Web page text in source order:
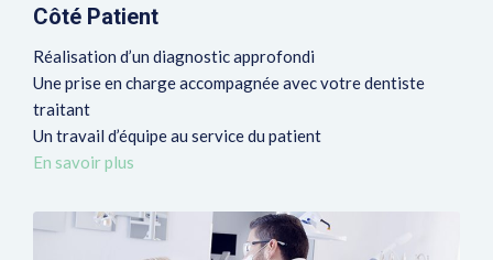
Côté Patient
Réalisation d’un diagnostic approfondi
Une prise en charge accompagnée avec votre dentiste
traitant
Un travail d’équipe au service du patient
En savoir plus